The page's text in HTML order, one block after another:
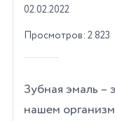
02.02.2022
Просмотров: 2 823
Зубная эмаль –
нашем